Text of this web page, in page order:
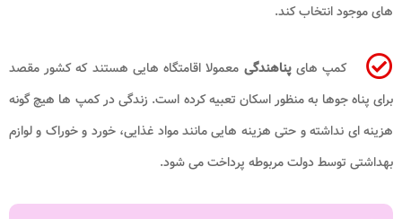
های موجود انتخاب کند.
کمپ هایپناهندگی معمولا اقامتگاه هایی هستند که کشور مقصد
برای پناه جوها به منظور اسکان تعبیه کرده است. زندگی در کمپ ها هیچ گونه
هزینه ای نداشته و حتی هزینه هایی مانند مواد غذایی، خورد و خوراک و لوازم
بهداشتی توسط دولت مربوطه پرداخت می شود.